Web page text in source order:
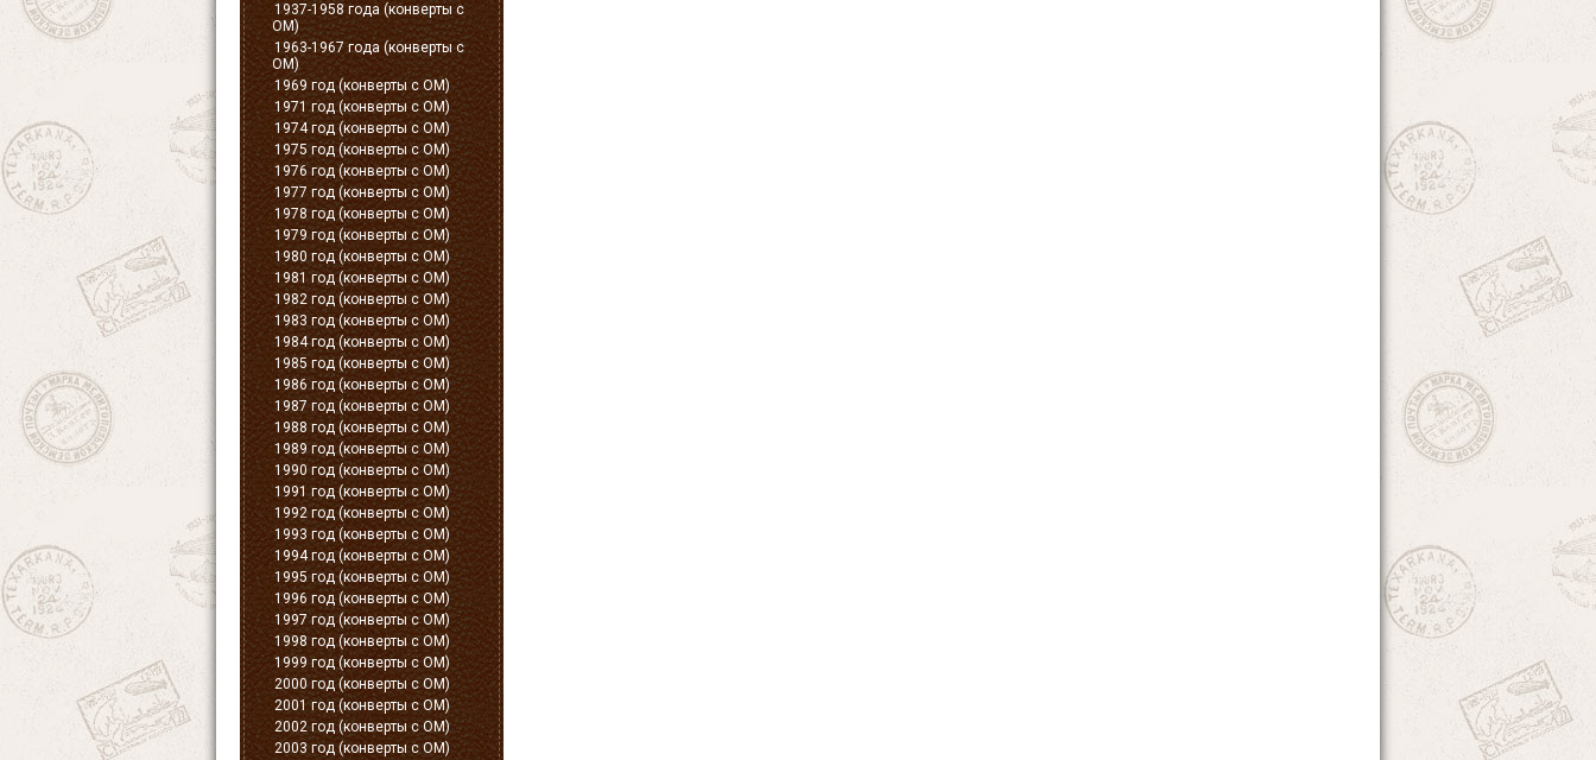
1937-1958 года (конверты с
ОМ)
1963-1967 года (конверты с
ОМ)
1969 год (конверты с ОМ)
1971 год (конверты с ОМ)
1974 год (конверты с ОМ)
1975 год (конверты с ОМ)
1976 год (конверты с ОМ)
1977 год (конверты с ОМ)
1978 год (конверты с ОМ)
1979 год (конверты с ОМ)
1980 год (конверты с ОМ)
1981 год (конверты с ОМ)
1982 год (конверты с ОМ)
1983 год (конверты с ОМ)
1984 год (конверты с ОМ)
1985 год (конверты с ОМ)
1986 год (конверты с ОМ)
1987 год (конверты с ОМ)
1988 год (конверты с ОМ)
1989 год (конверты с ОМ)
1990 год (конверты с ОМ)
1991 год (конверты с ОМ)
1992 год (конверты с ОМ)
1993 год (конверты с ОМ)
1994 год (конверты с ОМ)
1995 год (конверты с ОМ)
1996 год (конверты с ОМ)
1997 год (конверты с ОМ)
1998 год (конверты с ОМ)
1999 год (конверты с ОМ)
2000 год (конверты с ОМ)
2001 год (конверты с ОМ)
2002 год (конверты с ОМ)
2003 год (конверты с ОМ)